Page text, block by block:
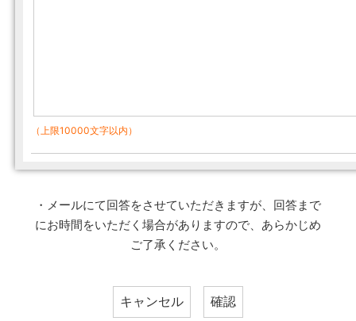
（上限10000文字以内）
・メールにて回答をさせていただきますが、回答まで
にお時間をいただく場合がありますので、あらかじめ
ご了承ください。